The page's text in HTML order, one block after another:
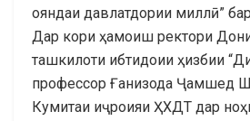
ояндаи давлатдории миллӣ”
Дар кори ҳамоиш ректори
ташкилоти ибтидоии ҳизбии
профессор Ғанизода Ҷамшед
Кумитаи иҷроияи ҲХДТ дар